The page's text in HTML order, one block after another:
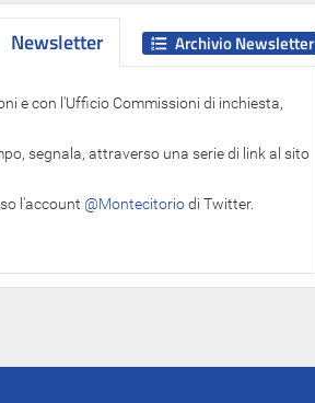
Newsletter
Newsletter
e con l'Ufficio Commissioni di inchiesta,
segnala, attraverso una serie di link al sito
l'account @Montecitoriodi Twitter.
Archivio Newsletter